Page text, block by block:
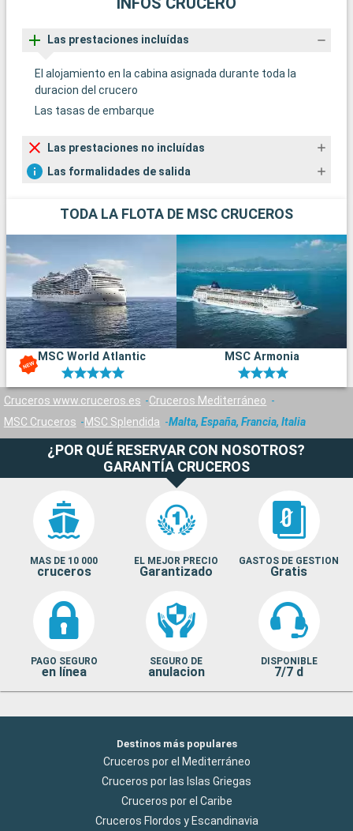
Las prestaciones incluídas
El alojamiento en la cabina asignada durante toda la
duracion del crucero
Las tasas de embarque
Las prestaciones no incluídas
Las formalidades de salida
TODA LA FLOTA DE MSC CRUCEROS
MSC World Atlantic MSC Armonia
Cruceros www.cruceros.es
Cruceros Mediterráneo
MSC Cruceros
MSC Splendida Malta, España, Francia, Italia
¿POR QUÉ RESERVAR CON NOSOTROS?
GARANTÍA CRUCEROS
MAS DE 10 000
cruceros
EL MEJOR PRECIO
Garantizado
GASTOS DE GESTION
Gratis
PAGO SEGURO
en línea
SEGURO DE
anulacion
DISPONIBLE
7/7 d
Destinos más populares
Cruceros por el Mediterráneo
Cruceros por las Islas Griegas
Cruceros por el Caribe
Cruceros Flordos y Escandinavia